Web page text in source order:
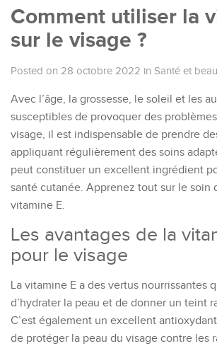
Comment utiliser la
sur le visage ?
Posted on 28 octobre 2022 in Santé et
Avec l’âge, la grossesse, le soleil et les
susceptibles de provoquer des
visage, il est indispensable de prendre
appliquant régulièrement des soins
peut constituer un excellent ingrédient
santé cutanée. Apprenez tout sur le soin
vitamine E.
Les avantages de la
pour le visage
La vitamine E a des vertus nourrissantes
d’hydrater la peau et de donner un teint
C’est également un excellent
de protéger la peau du visage contre les